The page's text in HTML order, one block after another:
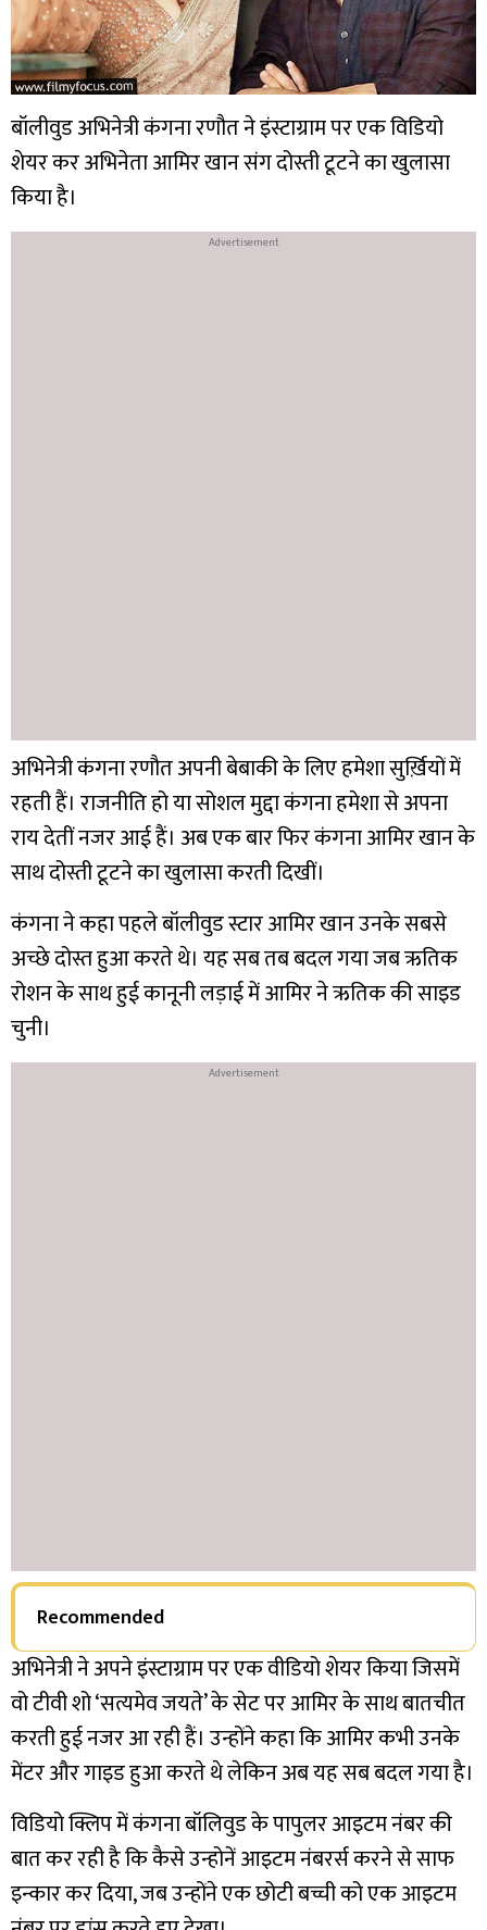
बॉलीवुड अभिनेत्री कंगना रणौत ने इंस्टाग्राम पर एक विडियो
शेयर कर अभिनेता आमिर खान संग दोस्ती टूटने का खुलासा
किया है।
अभिनेत्री कंगना रणौत अपनी बेबाकी के लिए हमेशा सुर्ख़ियों में
रहती हैं। राजनीति हो या सोशल मुद्दा कंगना हमेशा से अपना
राय देतीं नजर आई हैं। अब एक बार फिर कंगना आमिर खान के
साथ दोस्ती टूटने का खुलासा करती दिखीं।
कंगना ने कहा पहले बॉलीवुड स्टार आमिर खान उनके सबसे
अच्छे दोस्त हुआ करते थे। यह सब तब बदल गया जब ऋतिक
रोशन के साथ हुई कानूनी लड़ाई में आमिर ने ऋतिक की साइड
चुनी।
Recommended
अभिनेत्री ने अपने इंस्टाग्राम पर एक वीडियो शेयर किया जिसमें
वो टीवी शो ‘सत्यमेव जयते’ के सेट पर आमिर के साथ बातचीत
करती हुई नजर आ रही हैं। उन्होंने कहा कि आमिर कभी उनके
मेंटर और गाइड हुआ करते थे लेकिन अब यह सब बदल गया है।
विडियो क्लिप में कंगना बॉलिवुड के पापुलर आइटम नंबर की
बात कर रही है कि कैसे उन्होनें आइटम नंबरर्स करने से साफ
इन्कार कर दिया, जब उन्होंने एक छोटी बच्ची को एक आइटम